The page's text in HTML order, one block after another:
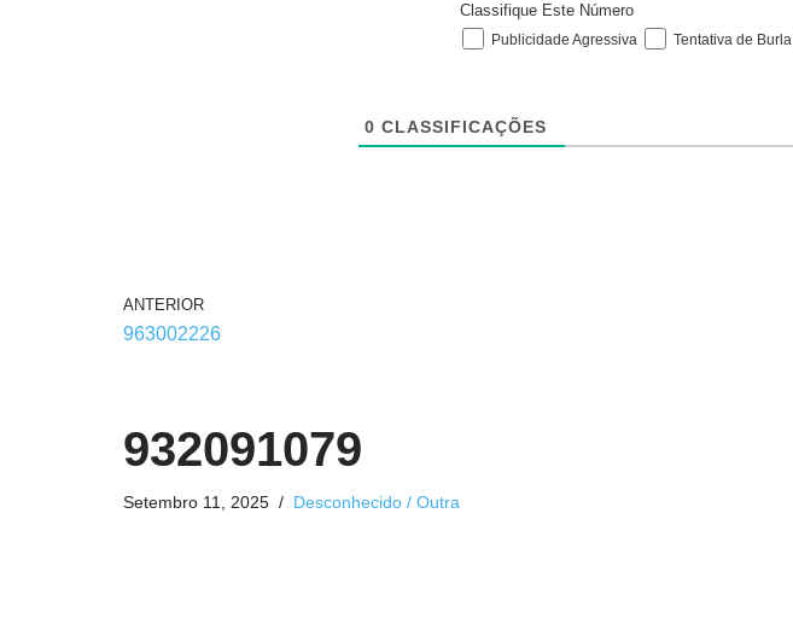
Classifique Este Número
Publicidade Agressiva Tentativa de Burla
0 CLASSIFICAÇÕES
ANTERIOR
963002226
932091079
Setembro 11, 2025 Desconhecido / Outra